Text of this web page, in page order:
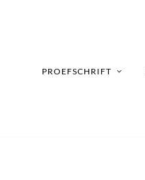
PROEFSCHRIFT